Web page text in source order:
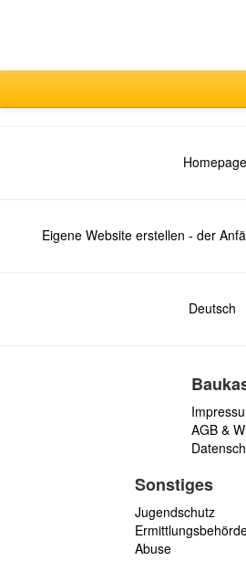
Eigene Website erstellen - der
Deutsch
AGB &
Sonstiges
Jugendschutz
Abuse